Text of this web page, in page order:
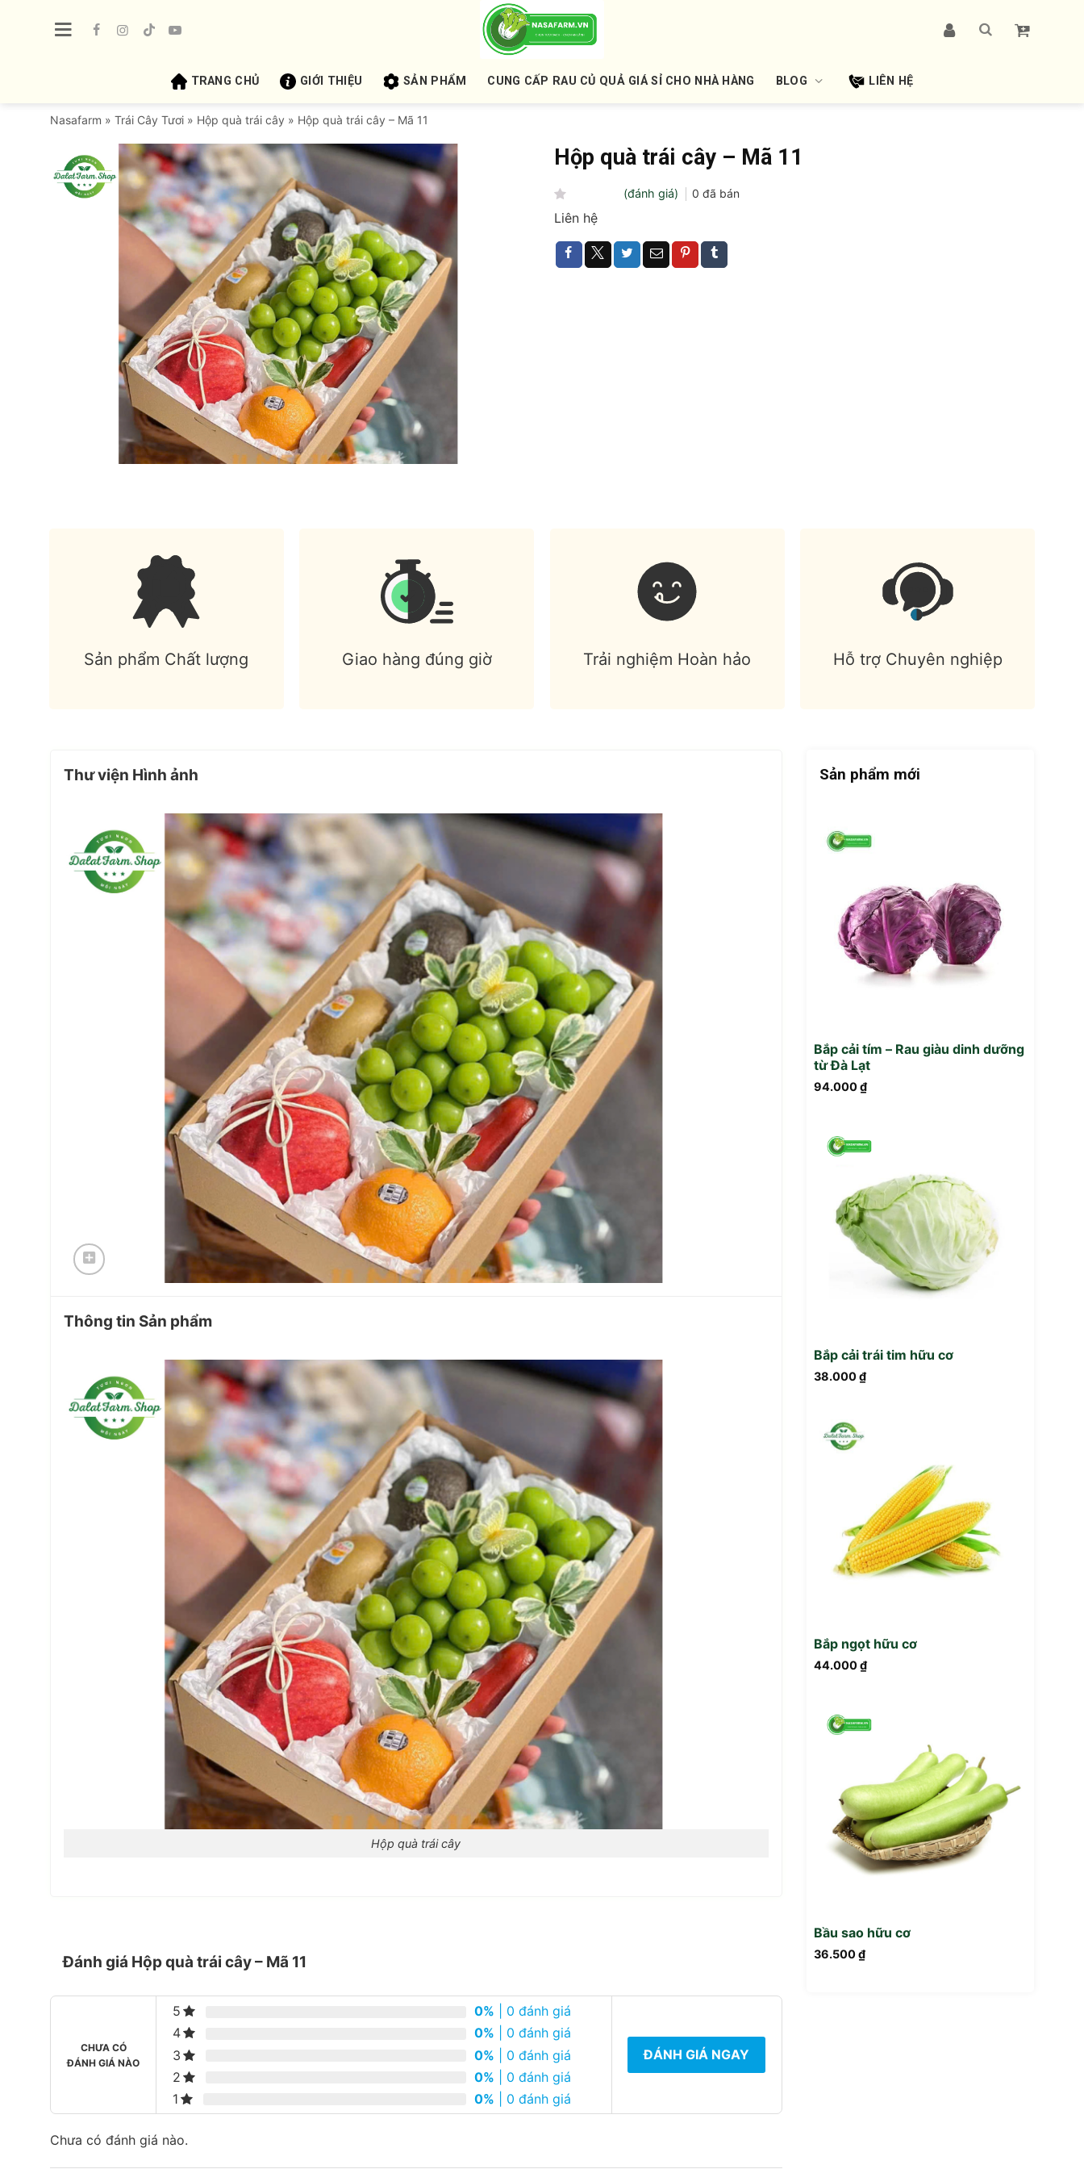
TRANG CHỦ GIỚI THIỆU SẢN PHẨM CUNG CẤP RAU CỦ QUẢ GIÁ SỈ CHO NHÀ HÀNG BLOG LIÊN HỆ
Nasafarm » Trái Cây Tươi » Hộp quà trái cây » Hộp quà trái cây – Mã 11
Hộp quà trái cây – Mã 11
Được
xếp
hạng
5
(đánh giá) 0 đã bán
Liên hệ
Sản phẩm Chất lượng Giao hàng đúng giờ Trải nghiệm Hoàn hảo Hỗ trợ Chuyên nghiệp
Thư viện Hình ảnh
Thông tin Sản phẩm
Hộp quà trái cây
Đánh giá Hộp quà trái cây – Mã 11
CHƯA CÓ
ĐÁNH GIÁ NÀO
5 0% | 0 đánh giá
4
0% | 0 đánh giá
3
0% | 0 đánh giá
2
0% | 0 đánh giá
1
0% | 0 đánh giá
ĐÁNH GIÁ NGAY
Chưa có đánh giá nào.
Sản phẩm mới
Bắp cải tím – Rau giàu dinh dưỡng
từ Đà Lạt
94.000₫
Bắp cải trái tim hữu cơ
38.000₫
Bắp ngọt hữu cơ
44.000₫
Bầu sao hữu cơ
36.500₫